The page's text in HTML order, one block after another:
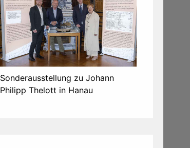
Sonderausstellung zu Johann
Philipp Thelott in Hanau